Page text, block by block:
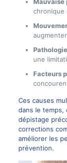
chronique
une
Facteurs
Ces causes
dans le temps,
dépistage
corrections
améliorer les
prévention.